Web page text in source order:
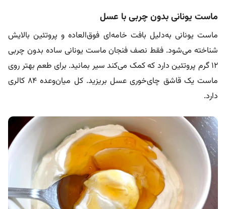
ماست یونانی بدون چربی با عسل
ماست یونانی به‌دلیل بافت خامه‌ای فوق‌العاده و پروتئین بالایش
شناخته می‌شود. فقط نصف فنجان ماست یونانی ساده بدون چربی
۱۲ گرم پروتئین دارد که کمک می‌کند سیر بمانید. برای طعم بهتر روی
ماست یک قاشق چای‌خوری عسل بریزید. کل میان‌وعده ۸۴ کالری
دارد.